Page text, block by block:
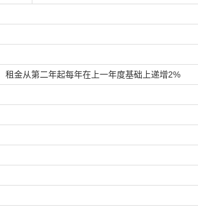
金从第二年起每年在上一年度基础上递增2%